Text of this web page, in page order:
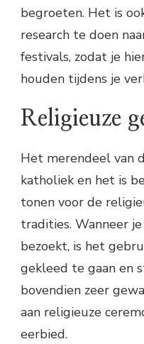
begroeten. Het is
research te doen
festivals, zodat je
houden tijdens je
Religieuze
Het merendeel van
katholiek en het is
tonen voor de
tradities. Wanneer
bezoekt, is het
gekleed te gaan en
bovendien zeer
aan religieuze
eerbied.